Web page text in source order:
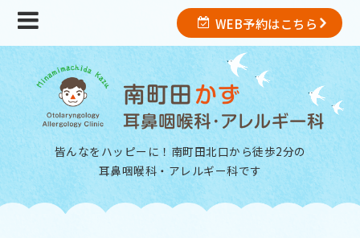
WEB予約はこちら
皆んなをハッピーに！南町田北口から徒歩2分の
耳鼻咽喉科・アレルギー科です